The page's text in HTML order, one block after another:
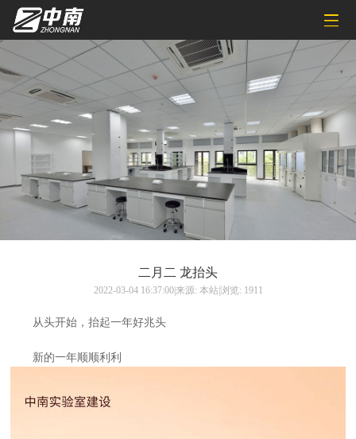
二月二 龙抬头
2022-03-04 16:37:00|来源: 本站|浏览: 1911
从头开始，抬起一年好兆头
新的一年顺顺利利